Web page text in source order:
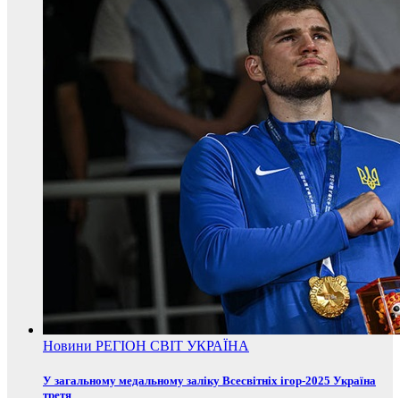
Новини РЕГІОН СВІТ УКРАЇНА
У загальному медальному заліку Всесвітніх ігор-2025 Україна
третя